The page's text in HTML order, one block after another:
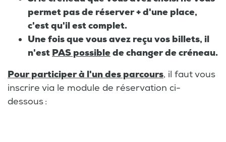
permet pas de réserver + d'une place,
c'est qu'il est complet.
Une fois que vous avez reçu vos billets, il
n'est PAS possiblede changer de créneau.
Pour participer à l'un des parcours, il faut vous
inscrire via le module de réservation ci-
dessous :